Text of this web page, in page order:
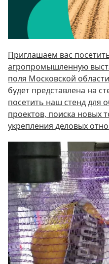
Приглашаем вас
агропромышленную
поля Московской
будет представлена на
посетить наш стенд для
проектов, поиска новых
укрепления деловых